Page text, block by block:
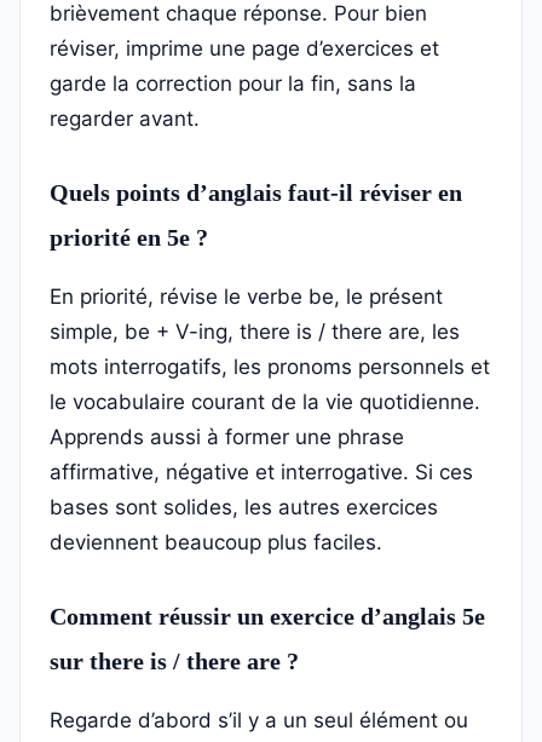
brièvement chaque réponse. Pour bien
réviser, imprime une page d’exercices et
garde la correction pour la fin, sans la
regarder avant.
Quels points d’anglais faut-il réviser en
priorité en 5e ?
En priorité, révise le verbe be, le présent
simple, be + V-ing, there is / there are, les
mots interrogatifs, les pronoms personnels et
le vocabulaire courant de la vie quotidienne.
Apprends aussi à former une phrase
affirmative, négative et interrogative. Si ces
bases sont solides, les autres exercices
deviennent beaucoup plus faciles.
Comment réussir un exercice d’anglais 5e
sur there is / there are ?
Regarde d’abord s’il y a un seul élément ou